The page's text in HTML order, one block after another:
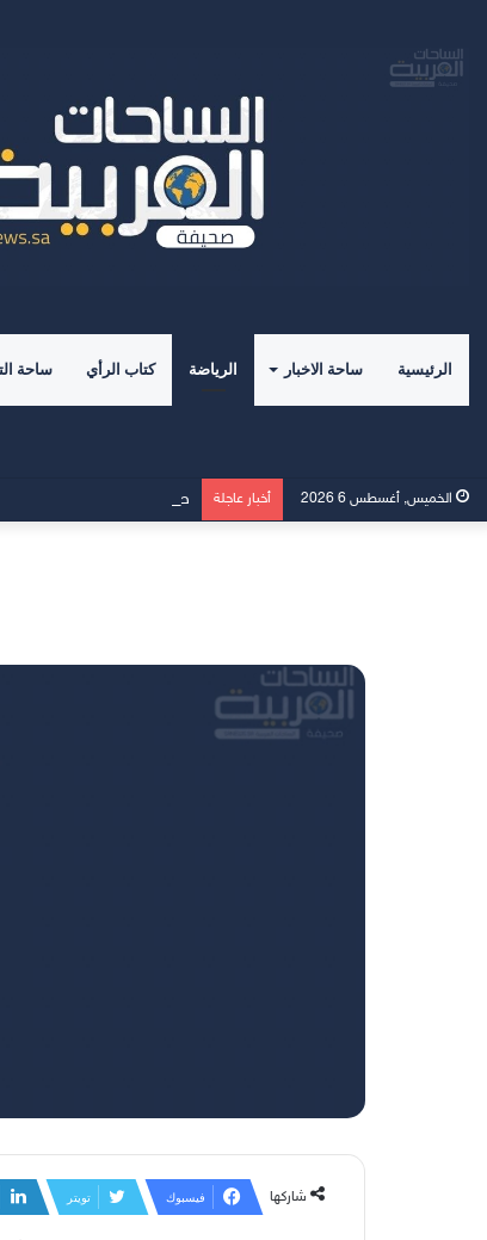
الرئيسية ساحة الاخبار الرياضة كتاب الرأي ساحة
الخميس, أغسطس 6 2026 أخبار عاجلة صدور كتاب” علم الاجتماع
شاركها فيسبوك تويتر